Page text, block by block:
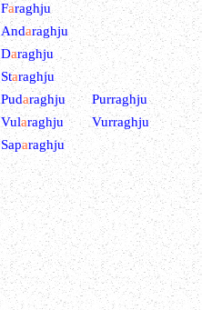
Faraghju
Andaraghju
Daraghju
Staraghju
Pudaraghju
Purraghju
Vularaghju
Vurraghju
Saparaghju